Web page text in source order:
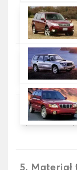
2. Materiał
wybierz
3. gra
wybierz liczbę
4. Kolory
wybierz kolor
5. Materiał